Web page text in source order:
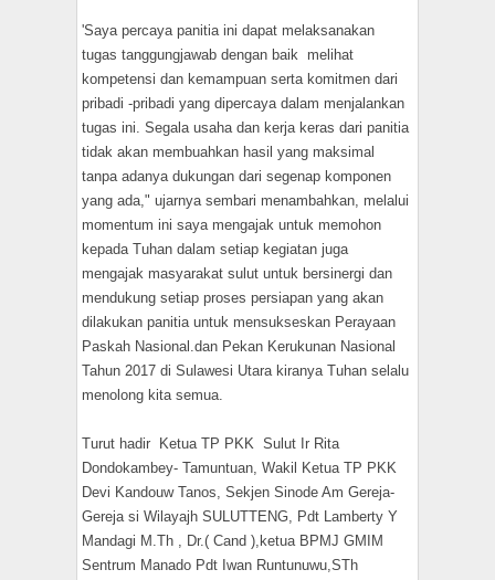
'Saya percaya panitia ini dapat melaksanakan
tugas tanggungjawab dengan baik melihat
kompetensi dan kemampuan serta komitmen dari
pribadi -pribadi yang dipercaya dalam menjalankan
tugas ini. Segala usaha dan kerja keras dari panitia
tidak akan membuahkan hasil yang maksimal
tanpa adanya dukungan dari segenap komponen
yang ada," ujarnya sembari menambahkan, melalui
momentum ini saya mengajak untuk memohon
kepada Tuhan dalam setiap kegiatan juga
mengajak masyarakat sulut untuk bersinergi dan
mendukung setiap proses persiapan yang akan
dilakukan panitia untuk mensukseskan Perayaan
Paskah Nasional.dan Pekan Kerukunan Nasional
Tahun 2017 di Sulawesi Utara kiranya Tuhan selalu
menolong kita semua.
Turut hadir Ketua TP PKK Sulut Ir Rita
Dondokambey- Tamuntuan, Wakil Ketua TP PKK
Devi Kandouw Tanos, Sekjen Sinode Am Gereja-
Gereja si Wilayajh SULUTTENG, Pdt Lamberty Y
Mandagi M.Th , Dr.( Cand ),ketua BPMJ GMIM
Sentrum Manado Pdt Iwan Runtunuwu,STh